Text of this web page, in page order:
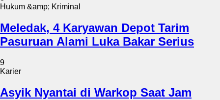
Hukum &amp; Kriminal
Meledak, 4 Karyawan Depot Tarim
Pasuruan Alami Luka Bakar Serius
9
Karier
Asyik Nyantai di Warkop Saat Jam